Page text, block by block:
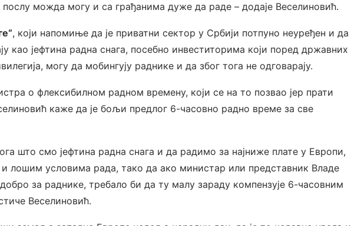
послу можда могу и са грађанима дуже да раде – додаје Веселиновић.
, који напомиње да је приватни сектор у Србији потпуно неуређен и да
као јефтина радна снага, посебно инвеститорима који поред државних
могу да мобингују раднике и да због тога не одговарају.
о флексибилном радном времену, који се на то позвао јер прати
каже да је бољи предлог 6-часовно радно време за све
што смо јефтина радна снага и да радимо за најниже плате у Европи,
лошим условима рада, тако да ако министар или представник Владе
за раднике, требало би да ту малу зараду компензује 6-часовним
Веселиновић.